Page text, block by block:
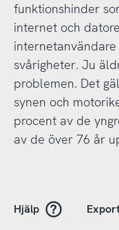
funktionshinder
internet och
svårigheter. Ju
problemen. Det
synen och
procent av de
av de över 76 år
Hjälp